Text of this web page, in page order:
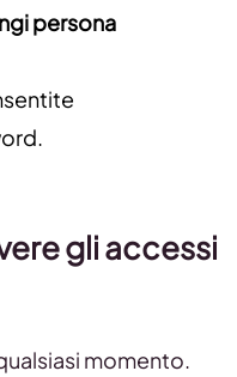
persona
gli accessi
momento.